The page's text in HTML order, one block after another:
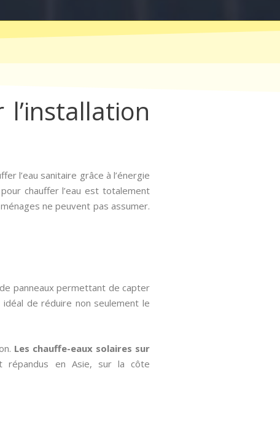
l’eau sanitaire grâce à l’énergie
chauffer l’eau est totalement
ne peuvent pas assumer.
panneaux permettant de capter
idéal de réduire non seulement le
Les chauffe-eaux solaires sur
répandus en Asie, sur la côte